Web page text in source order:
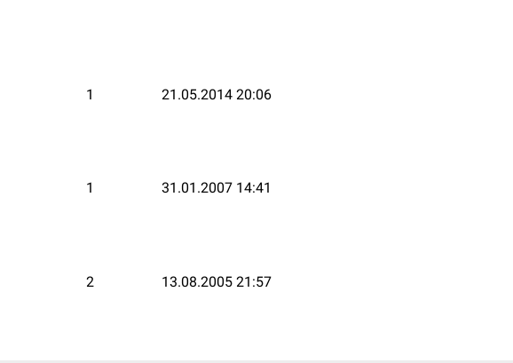
1 21.05.2014 20:06
1 31.01.2007 14:41
2 13.08.2005 21:57